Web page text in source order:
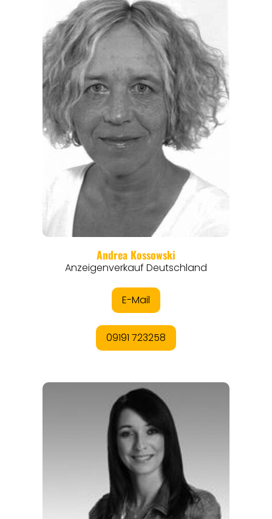
REGIONEN
ORTE
EVENTS
REISEFÜHRER
REISEMAGAZINE
THEMEN
ANGEBOTE